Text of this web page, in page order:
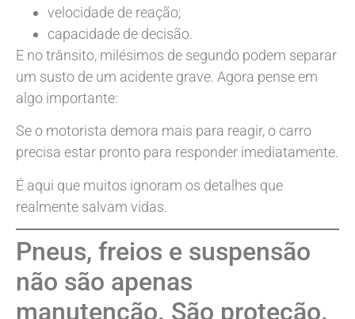
velocidade de reação;
capacidade de decisão.
E no trânsito, milésimos de segundo podem separar
um susto de um acidente grave. Agora pense em
algo importante:
Se o motorista demora mais para reagir, o carro
precisa estar pronto para responder imediatamente.
É aqui que muitos ignoram os detalhes que
realmente salvam vidas.
Pneus, freios e suspensão
não são apenas
manutenção. São proteção.